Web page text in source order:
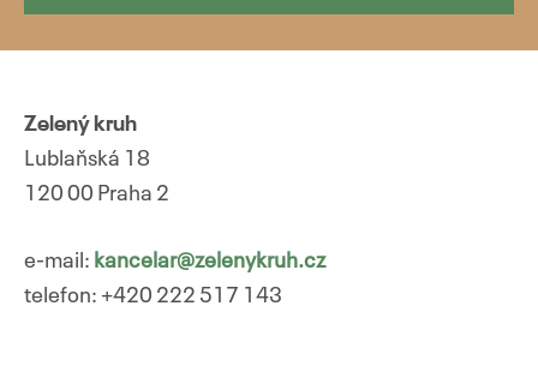
Zelený kruh
Lublaňská 18
120 00 Praha 2
e-mail: kancelar@zelenykruh.cz
telefon: +420 222 517 143